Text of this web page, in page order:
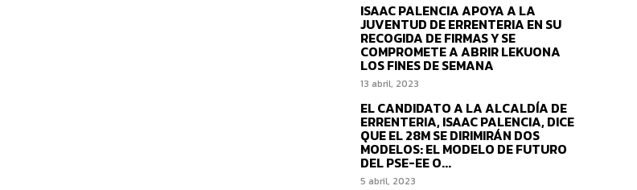
ISAAC PALENCIA APOYA A LA
JUVENTUD DE ERRENTERIA EN SU
RECOGIDA DE FIRMAS Y SE
COMPROMETE A ABRIR LEKUONA
LOS FINES DE SEMANA
13 abril, 2023
EL CANDIDATO A LA ALCALDÍA DE
ERRENTERIA, ISAAC PALENCIA, DICE
QUE EL 28M SE DIRIMIRÁN DOS
MODELOS: EL MODELO DE FUTURO
DEL PSE-EE O...
5 abril, 2023